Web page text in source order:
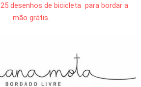
25 desenhos de bicicleta para bordar a
mão grátis.